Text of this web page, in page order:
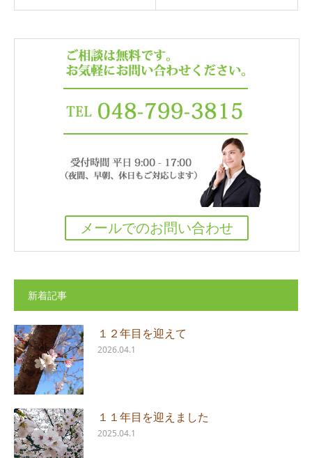
メールでのお問い合わせ
新着記事
１２年目を迎えて
2026.04.1
１１年目を迎えました
2025.04.1